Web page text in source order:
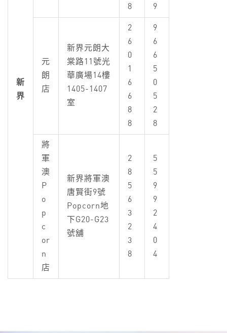
新
界
8
9
元
朗
店
新界元朗大
棠路11號光
華廣場14樓
1405-1407
室
2
6
0
1
6
6
8
8
9
6
6
5
0
5
2
8
將
軍
澳
P
o
p
c
or
n
店
新界將軍澳
唐賢街9號
Popcorn地
下G20-G23
號舖
2
8
5
6
3
2
3
8
5
5
9
9
2
4
0
4